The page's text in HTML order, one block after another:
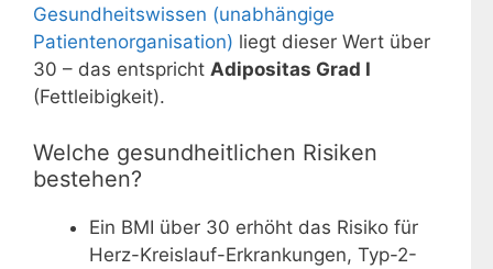
Gesundheitswissen (unabhängige
Patientenorganisation) liegt dieser Wert über
30 – das entspricht Adipositas Grad I
(Fettleibigkeit).
Welche gesundheitlichen Risiken
bestehen?
Ein BMI über 30 erhöht das Risiko für
Herz-Kreislauf-Erkrankungen, Typ-2-